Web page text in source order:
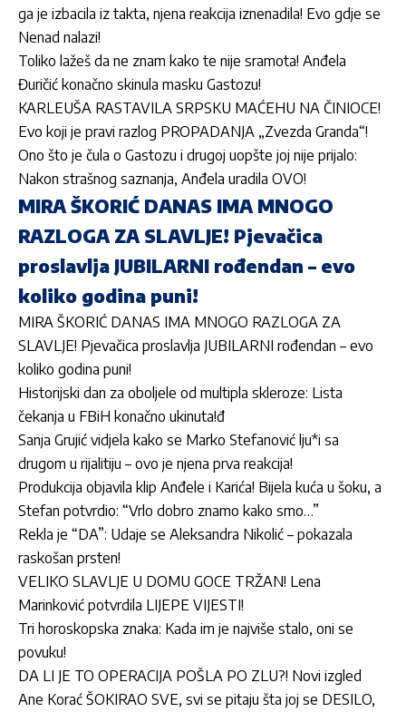
ga je izbacila iz takta, njena reakcija iznenadila! Evo gdje se
Nenad nalazi!
Toliko lažeš da ne znam kako te nije sramota! Anđela
Đuričić konačno skinula masku Gastozu!
KARLEUŠA RASTAVILA SRPSKU MAĆEHU NA ČINIOCE!
Evo koji je pravi razlog PROPADANJA „Zvezda Granda“!
Ono što je čula o Gastozu i drugoj uopšte joj nije prijalo:
Nakon strašnog saznanja, Anđela uradila OVO!
MIRA ŠKORIĆ DANAS IMA MNOGO
RAZLOGA ZA SLAVLJE! Pjevačica
proslavlja JUBILARNI rođendan – evo
koliko godina puni!
MIRA ŠKORIĆ DANAS IMA MNOGO RAZLOGA ZA
SLAVLJE! Pjevačica proslavlja JUBILARNI rođendan – evo
koliko godina puni!
Historijski dan za oboljele od multipla skleroze: Lista
čekanja u FBiH konačno ukinuta!đ
Sanja Grujić vidjela kako se Marko Stefanović lju*i sa
drugom u rijalitiju – ovo je njena prva reakcija!
Produkcija objavila klip Anđele i Karića! Bijela kuća u šoku, a
Stefan potvrdio: “Vrlo dobro znamo kako smo…”
Rekla je “DA”: Udaje se Aleksandra Nikolić – pokazala
raskošan prsten!
VELIKO SLAVLJE U DOMU GOCE TRŽAN! Lena
Marinković potvrdila LIJEPE VIJESTI!
Tri horoskopska znaka: Kada im je najviše stalo, oni se
povuku!
DA LI JE TO OPERACIJA POŠLA PO ZLU?! Novi izgled
Ane Korać ŠOKIRAO SVE, svi se pitaju šta joj se DESILO,